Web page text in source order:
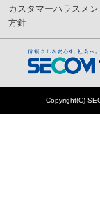
カスタマーハラスメ
方針
Copyright(C)